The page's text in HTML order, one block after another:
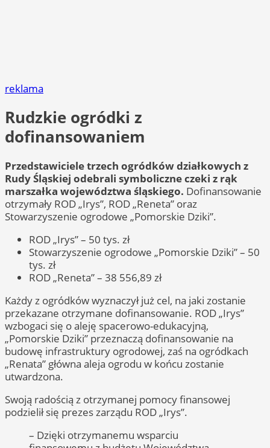
reklama
Rudzkie ogródki z
dofinansowaniem
Przedstawiciele trzech ogródków działkowych z
Rudy Śląskiej odebrali symboliczne czeki z rąk
marszałka województwa śląskiego. Dofinansowanie
otrzymały ROD „Irys”, ROD „Reneta” oraz
Stowarzyszenie ogrodowe „Pomorskie Dziki”.
ROD „Irys” – 50 tys. zł
Stowarzyszenie ogrodowe „Pomorskie Dziki” – 50
tys. zł
ROD „Reneta” – 38 556,89 zł
Każdy z ogródków wyznaczył już cel, na jaki zostanie
przekazane otrzymane dofinansowanie. ROD „Irys”
wzbogaci się o aleję spacerowo-edukacyjną,
„Pomorskie Dziki” przeznaczą dofinansowanie na
budowę infrastruktury ogrodowej, zaś na ogródkach
„Renata” główna aleja ogrodu w końcu zostanie
utwardzona.
Swoją radością z otrzymanej pomocy finansowej
podzielił się prezes zarządu ROD „Irys”.
– Dzięki otrzymanemu wsparciu